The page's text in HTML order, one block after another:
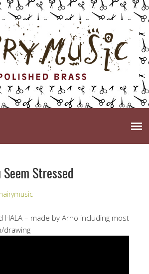
Stressed
hairymusic
HALA – made by Arno including most
drawing